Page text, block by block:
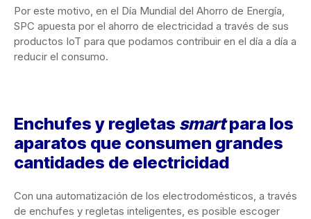
Por este motivo, en el Día Mundial del Ahorro de Energía,
SPC apuesta por el ahorro de electricidad a través de sus
productos IoT para que podamos contribuir en el día a día a
reducir el consumo.
Enchufes y regletas smartpara los
aparatos que consumen grandes
cantidades de electricidad
Con una automatización de los electrodomésticos, a través
de enchufes y regletas inteligentes, es posible escoger